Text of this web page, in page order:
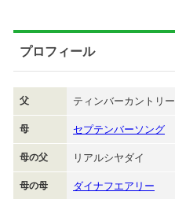
プロフィール
父 ティンバーカントリー
母 セプテンバーソング
母の父 リアルシヤダイ
母の母 ダイナフエアリー